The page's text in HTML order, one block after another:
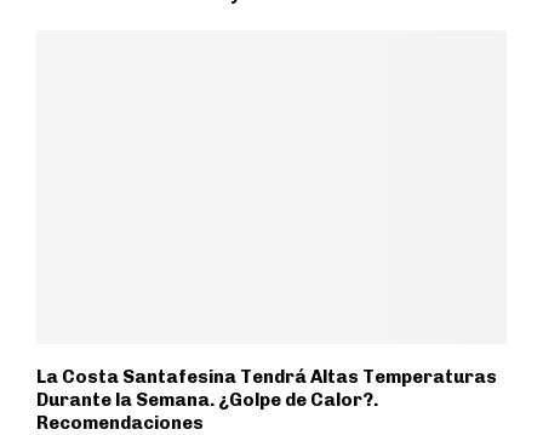
La Costa Santafesina Tendrá Altas Temperaturas
Durante la Semana. ¿Golpe de Calor?.
Recomendaciones